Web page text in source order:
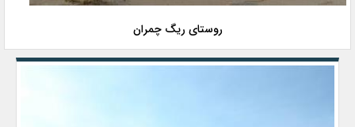
روستای ریگ چمران